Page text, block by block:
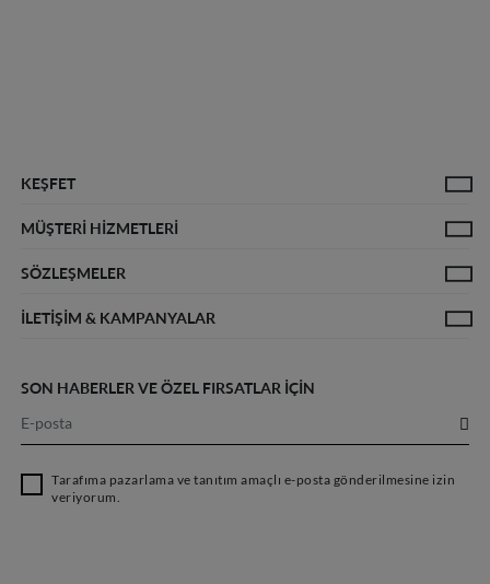
KEŞFET
Denim RehberiSürdürülebilirlik Erkek
MÜŞTERİ HİZMETLERİ
HakkımızdaSıkça Sorulan Sorular İade
SÖZLEŞMELER
Üyelik SözleşmesiÇerez Bilgilendirmesi Aydınlatma Beyanı
İLETIŞIM & KAMPANYALAR
SON HABERLER VE ÖZEL FIRSATLAR İÇİN
Tarafıma pazarlama ve tanıtım amaçlı e-posta gönderilmesine izin
veriyorum.